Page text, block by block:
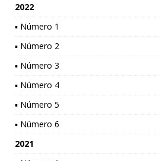
2022
▪ Número 1
▪ Número 2
▪ Número 3
▪ Número 4
▪ Número 5
▪ Número 6
2021